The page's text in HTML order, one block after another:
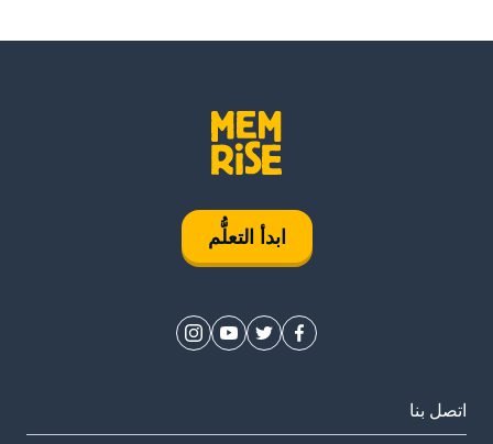
ابدأ التعلُّم
اتصل بنا